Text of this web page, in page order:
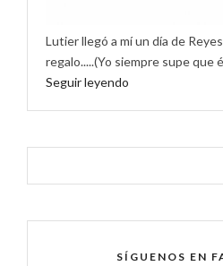
Lutier llegó a mí un día de
regalo.....(Yo siempre supe que
Seguir leyendo
SÍGUENOS EN